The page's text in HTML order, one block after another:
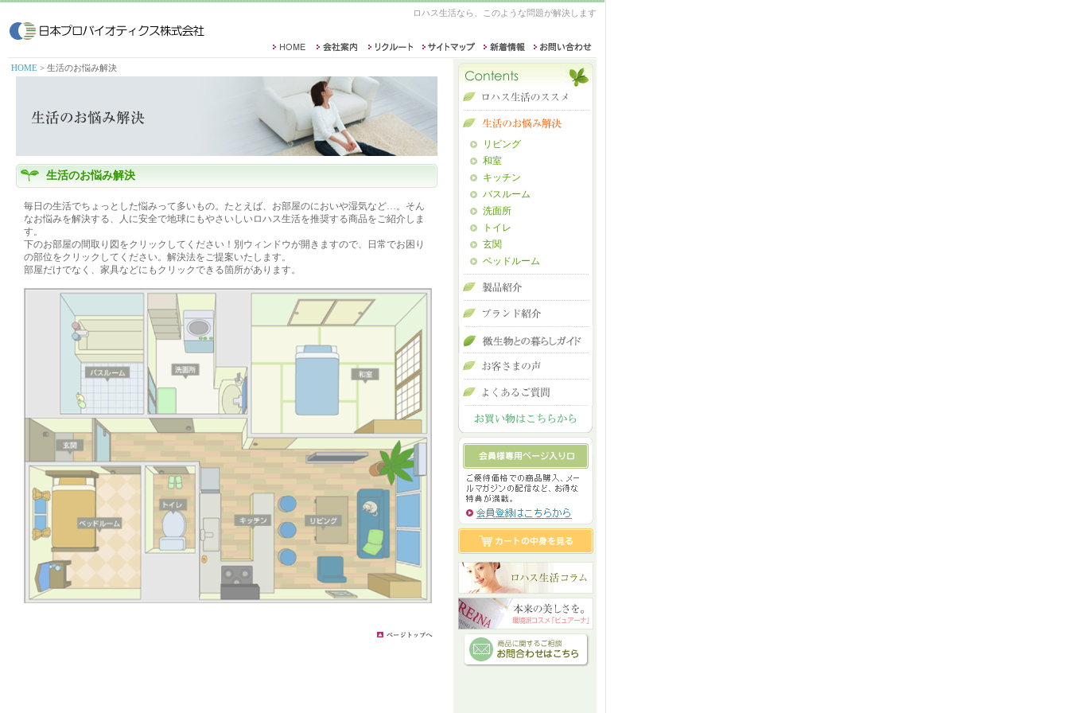
ロハス生活なら、このような問題が解決します
HOME > 生活のお悩み解決
生活のお悩み解決
毎日の生活でちょっとした悩みって多いもの。たとえば、お部屋のにおいや湿気など…。そん
なお悩みを解決する、人に安全で地球にもやさいしいロハス生活を推奨する商品をご紹介しま
す。
下のお部屋の間取り図をクリックしてください！別ウィンドウが開きますので、日常でお困り
の部位をクリックしてください。解決法をご提案いたします。
部屋だけでなく、家具などにもクリックできる箇所があります。
リビング
和室
キッチン
バスルーム
洗面所
トイレ
玄関
ベッドルーム